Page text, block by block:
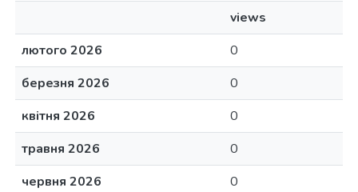
views
лютого 2026
0
березня 2026
0
квітня 2026
0
травня 2026
0
червня 2026
0